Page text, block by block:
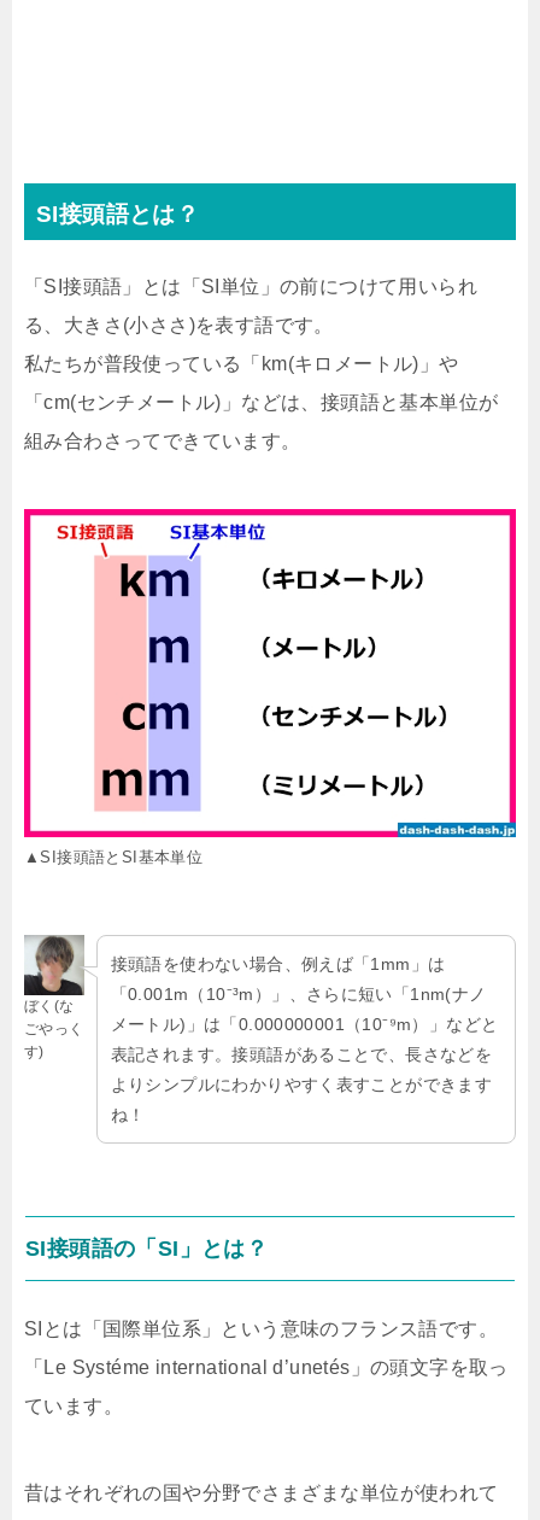
SI接頭語とは？
「SI接頭語」とは「SI単位」の前につけて用いられ
る、大きさ(小ささ)を表す語です。
私たちが普段使っている「km(キロメートル)」や
「cm(センチメートル)」などは、接頭語と基本単位が
組み合わさってできています。
▲SI接頭語とSI基本単位
ぼく(な
ごやっく
す)
接頭語を使わない場合、例えば「1mm」は
「0.001m（10⁻³m）」、さらに短い「1nm(ナノ
メートル)」は「0.000000001（10⁻⁹m）」などと
表記されます。接頭語があることで、長さなどを
よりシンプルにわかりやすく表すことができます
ね！
SI接頭語の「SI」とは？
SIとは「国際単位系」という意味のフランス語です。
「Le Systéme international d’unetés」の頭文字を取っ
ています。
昔はそれぞれの国や分野でさまざまな単位が使われて